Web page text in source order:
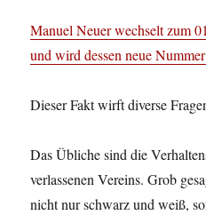
Manuel Neuer wechselt zum
und wird dessen neue
Dieser Fakt wirft diverse
Das Übliche sind die
verlassenen Vereins. Grob
nicht nur schwarz und weiß,